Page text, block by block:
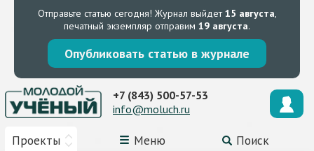
Отправьте статью сегодня! Журнал выйдет15 августа,
печатный экземпляр отправим 19 августа.
Опубликовать статью в журнале
Проекты Меню Поиск
+7 (843) 500-57-53
info@moluch.ru